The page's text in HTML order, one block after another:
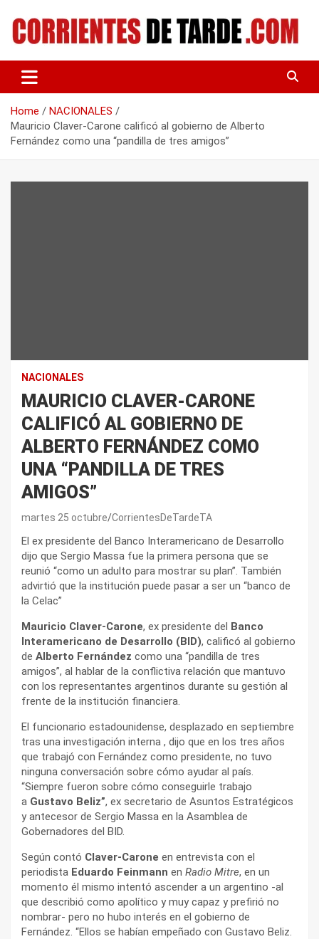
content
CORRIENTES DE TARDE
Home
NACIONALES
Mauricio Claver-Carone calificó al gobierno de Alberto
Fernández como una “pandilla de tres amigos”
NACIONALES
MAURICIO CLAVER-CARONE
CALIFICÓ AL GOBIERNO DE
ALBERTO FERNÁNDEZ COMO
UNA “PANDILLA DE TRES
AMIGOS”
martes 25 octubre CorrientesDeTardeTA
El ex presidente del Banco Interamericano de Desarrollo
dijo que Sergio Massa fue la primera persona que se
reunió “como un adulto para mostrar su plan”. También
advirtió que la institución puede pasar a ser un “banco de
la Celac”
Mauricio Claver-Carone, ex presidente del Banco
Interamericano de Desarrollo (BID), calificó al gobierno
de Alberto Fernández como una “pandilla de tres
amigos”, al hablar de la conflictiva relación que mantuvo
con los representantes argentinos durante su gestión al
frente de la institución financiera.
El funcionario estadounidense, desplazado en septiembre
tras una investigación interna , dijo que en los tres años
que trabajó con Fernández como presidente, no tuvo
ninguna conversación sobre cómo ayudar al país.
“Siempre fueron sobre cómo conseguirle trabajo
a Gustavo Beliz”, ex secretario de Asuntos Estratégicos
y antecesor de Sergio Massa en la Asamblea de
Gobernadores del BID.
Según contó Claver-Carone en entrevista con el
periodista Eduardo Feinmann en Radio Mitre, en un
momento él mismo intentó ascender a un argentino -al
que describió como apolítico y muy capaz y prefirió no
nombrar- pero no hubo interés en el gobierno de
Fernández. “Ellos se habían empeñado con Gustavo Beliz.